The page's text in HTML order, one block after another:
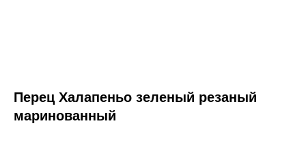
Перец Халапеньо зеленый резаный
маринованный